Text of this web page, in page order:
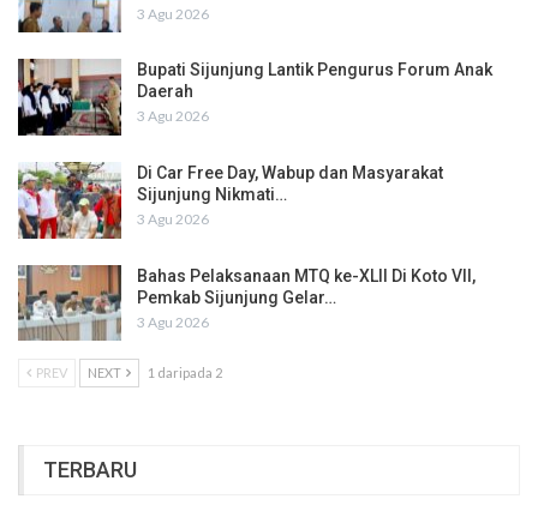
3 Agu 2026
Bupati Sijunjung Lantik Pengurus Forum Anak
Daerah
3 Agu 2026
Di Car Free Day, Wabup dan Masyarakat
Sijunjung Nikmati…
3 Agu 2026
Bahas Pelaksanaan MTQ ke-XLII Di Koto VII,
Pemkab Sijunjung Gelar…
3 Agu 2026
PREV NEXT 1 daripada 2
TERBARU